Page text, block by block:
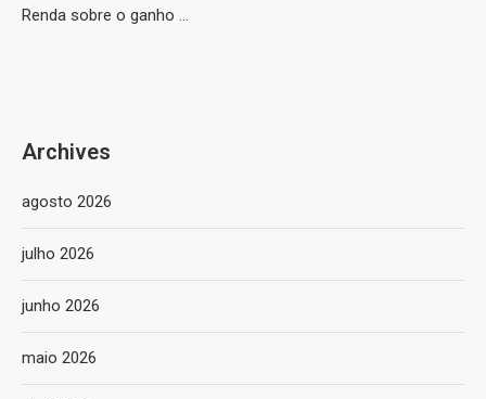
Renda sobre o ganho …
Archives
agosto 2026
julho 2026
junho 2026
maio 2026